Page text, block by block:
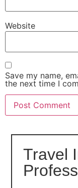
Website
Save my name,
the next time I
Travel